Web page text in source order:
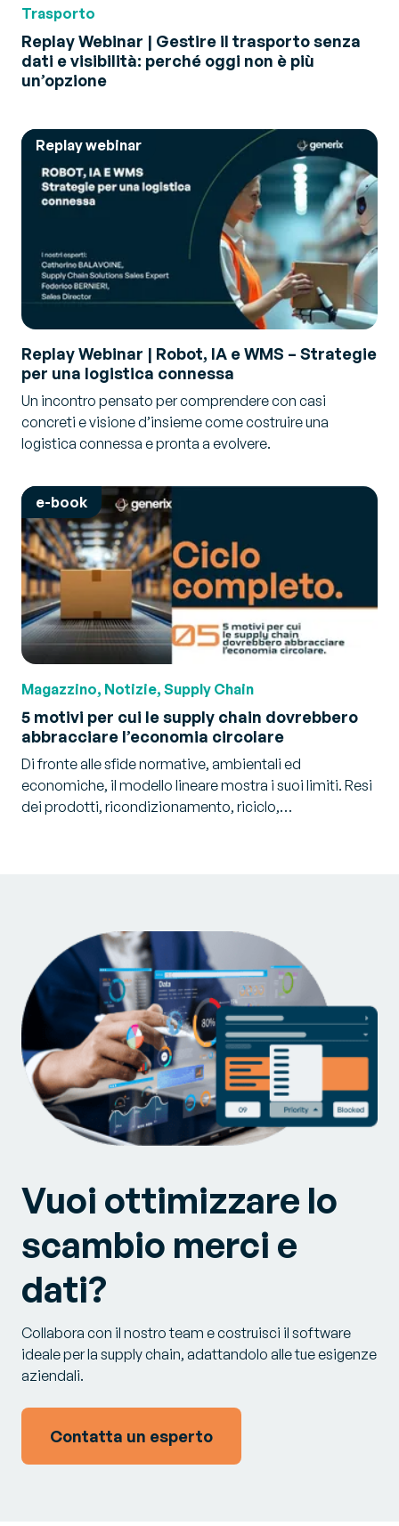
Trasporto
Replay Webinar | Gestire il trasporto senza
dati e visibilità: perché oggi non è più
un’opzione
Replay webinar
Replay Webinar | Robot, IA e WMS – Strategie
per una logistica connessa
Un incontro pensato per comprendere con casi
concreti e visione d’insieme come costruire una
logistica connessa e pronta a evolvere.
e-book
Magazzino, Notizie, Supply Chain
5 motivi per cui le supply chain dovrebbero
abbracciare l’economia circolare
Di fronte alle sfide normative, ambientali ed
economiche, il modello lineare mostra i suoi limiti. Resi
dei prodotti, ricondizionamento, riciclo,…
Vuoi ottimizzare lo
scambio merci e
dati?
Collabora con il nostro team e costruisci il software
ideale per la supply chain, adattandolo alle tue esigenze
aziendali.
Contatta un esperto